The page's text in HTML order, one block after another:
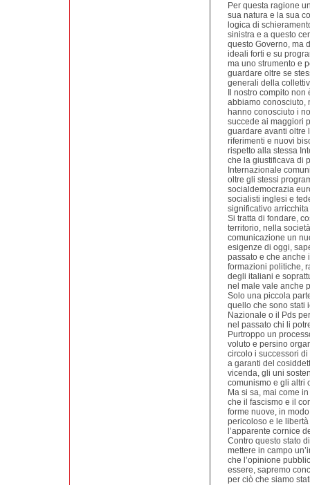
Per questa ragione
sua natura e la sua
logica di
sinistra e a questo
questo Governo, ma
ideali forti e su
ma uno strumento e
guardare oltre se
generali della
Il nostro compito
abbiamo conosciuto,
hanno conosciuto i
succede ai maggiori
guardare avanti oltre
riferimenti e nuovi
rispetto alla stessa
che la giustificava di
Internazionale
oltre gli stessi
socialdemocrazia
socialisti inglesi e
significativo
Si tratta di fondare,
territorio, nella
comunicazione un
esigenze di oggi,
passato e che anche
formazioni politiche,
degli italiani e
nel male vale anche
Solo una piccola
quello che sono stati
Nazionale o il Pds
nel passato chi li
Purtroppo un
voluto e persino
circolo i successori
a garanti del
vicenda, gli uni
comunismo e gli altri
Ma si sa, mai come
che il fascismo e il
forme nuove, in
pericoloso e le
l’apparente cornice
Contro questo stato
mettere in campo
che l’opinione
essere, sapremo
per ciò che siamo